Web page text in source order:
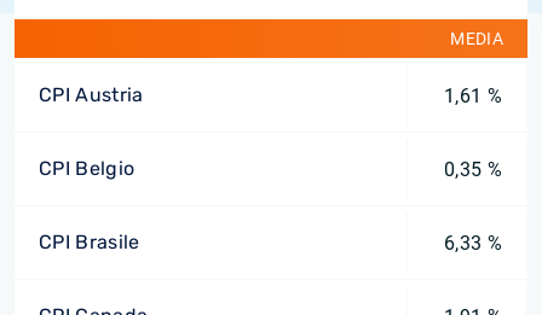
MEDIA
CPI Austria 1,61 %
CPI Belgio 0,35 %
CPI Brasile 6,33 %